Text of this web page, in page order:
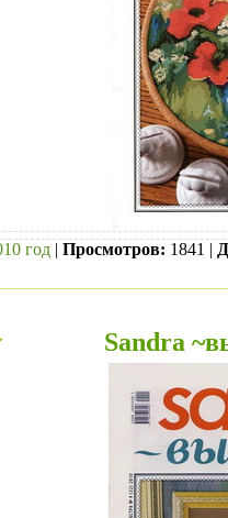
год| Просмотров: 1841 |
Sandra